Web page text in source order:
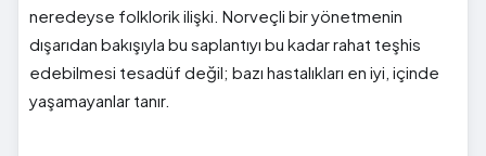
neredeyse folklorik ilişki. Norveçli bir yönetmenin
dışarıdan bakışıyla bu saplantıyı bu kadar rahat teşhis
edebilmesi tesadüf değil; bazı hastalıkları en iyi, içinde
yaşamayanlar tanır.